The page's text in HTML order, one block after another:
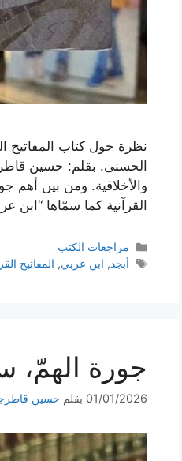
نظرة حول كتاب المفاتيح
الحسنى. بقلم: حسين
والأخلاقية. ومن بين أهم
القرآنية كما سمّاها
التصنيفات
مراجعات الكتب
الوسوم
أبجد, ابن عربي, المفاتيح
جورة الهمّ،
01/01/2026 بقلم حسين